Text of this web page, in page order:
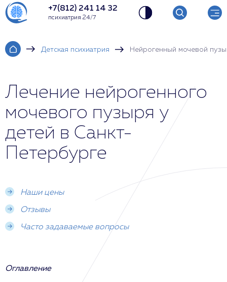
+7(812) 241 14 32
психиатрия 24/7
Детская психиатрия Нейрогенный мочевой
Лечение нейрогенного
мочевого пузыря у
детей в Санкт-
Петербурге
Наши цены
Отзывы
Часто задаваемые вопросы
Оглавление